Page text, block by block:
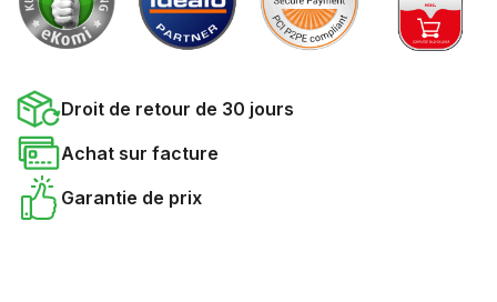
Droit de retour de 30 jours
Achat sur facture
Garantie de prix